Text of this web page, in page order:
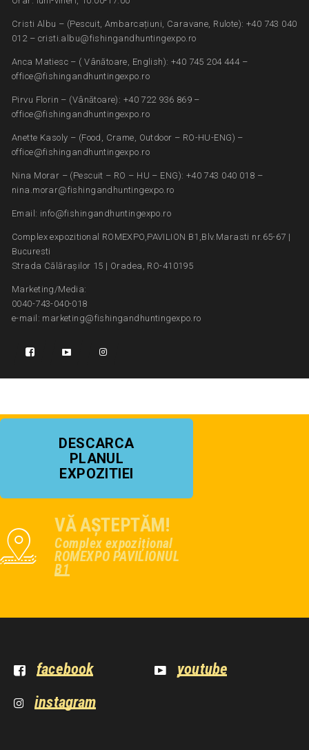
Cristi Albu – (Pescuit, Ambarcațiuni, Caravane, Rulote): +40 743 040
012 – cristi.albu@fishingandhuntingexpo.ro
Anca Matiesc – ( Vânătoare, English): +40 745 204 444 –
office@fishingandhuntingexpo.ro
Pirvu Florin – (Vânătoare): +40 722 936 869 –
office@fishingandhuntingexpo.ro
Anette Kasoly – (Food, Crame, Outdoor – RO-HU-ENG) –
office@fishingandhuntingexpo.ro
Nina Morar – (Pescuit – RO – HU – ENG): +40 743 040 018 –
nina.morar@fishingandhuntingexpo.ro
Email: info@fishingandhuntingexpo.ro
Complex expozitional ROMEXPO,PAVILION B1,Blv.Marasti nr.65-67 |
Bucuresti
Strada Călărașilor 15 | Oradea, RO-410195
Marketing/Media:
0040-743-040-018
e-mail: marketing@fishingandhuntingexpo.ro
DESCARCA
PLANUL
EXPOZITIEI
VĂ AȘTEPTĂM!
Complex expozițional
ROMEXPO PAVILIONUL
B1
facebook
youtube
instagram